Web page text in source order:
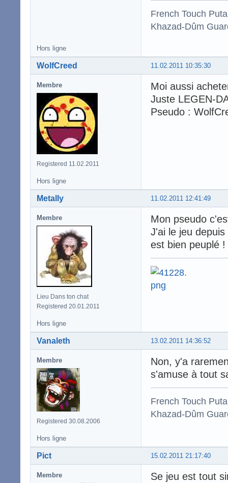
French Touch
Khazad-Dûm
Hors ligne
11.02.2011 10:35:30
WolfCreed
Membre
Registered 11.02.2011
Moi aussi
Juste LEGEN-
Pseudo :
Hors ligne
11.02.2011 12:41:49
Metally
Membre
Lieu Dans ton chat
Registered 20.01.2011
Mon pseudo
J'ai le jeu
est bien peuplé !
Hors ligne
13.02.2011 14:36:52
Vanaleth
Membre
Registered 30.08.2006
Non, y'a
s'amuse à tout
French Touch
Khazad-Dûm
Hors ligne
15.02.2011 21:17:40
Pict
Membre
Se jeu est tout